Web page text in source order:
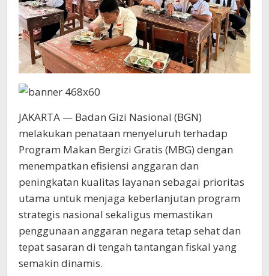
JAKARTA — Badan Gizi Nasional (BGN)
melakukan penataan menyeluruh terhadap
Program Makan Bergizi Gratis (MBG) dengan
menempatkan efisiensi anggaran dan
peningkatan kualitas layanan sebagai prioritas
utama untuk menjaga keberlanjutan program
strategis nasional sekaligus memastikan
penggunaan anggaran negara tetap sehat dan
tepat sasaran di tengah tantangan fiskal yang
semakin dinamis.